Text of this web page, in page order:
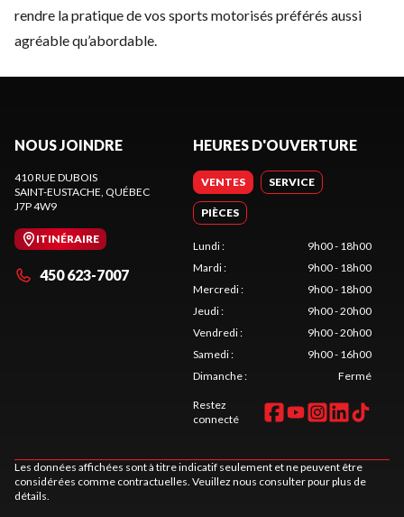
rendre la pratique de vos sports motorisés préférés aussi
agréable qu’abordable.
NOUS JOINDRE
410 RUE DUBOIS
SAINT-EUSTACHE, QUÉBEC
J7P 4W9
ITINÉRAIRE
450 623-7007
HEURES D'OUVERTURE
VENTES SERVICE
PIÈCES
Lundi:
9h00 - 18h00
Mardi:
9h00 - 18h00
Mercredi:
9h00 - 18h00
Jeudi:
9h00 - 20h00
Vendredi:
9h00 - 20h00
Samedi:
9h00 - 16h00
Dimanche: Fermé
Restez
connecté
Les données affichées sont à titre indicatif seulement et ne peuvent être
considérées comme contractuelles. Veuillez nous consulter pour plus de
détails.